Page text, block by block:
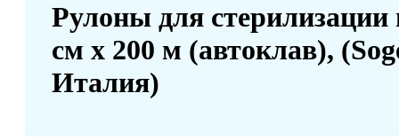
Рулоны для стерилизации
см х 200 м (автоклав),
Италия)